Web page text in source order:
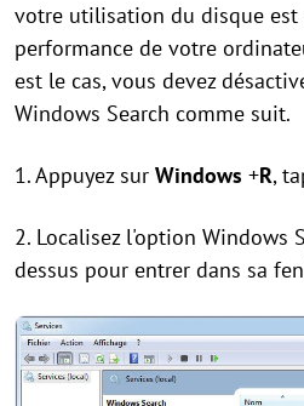
votre utilisation du disque
performance de votre
est le cas, vous devez
Windows Search comme suit.
1. Appuyez sur Windows +R,
2. Localisez l'option Windows
dessus pour entrer dans sa